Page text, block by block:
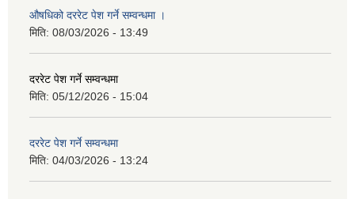
औषधिको दररेट पेश गर्ने सम्वन्धमा ।
मिति: 08/03/2026 - 13:49
दररेट पेश गर्ने सम्वन्धमा
मिति: 05/12/2026 - 15:04
दररेट पेश गर्ने सम्वन्धमा
मिति: 04/03/2026 - 13:24